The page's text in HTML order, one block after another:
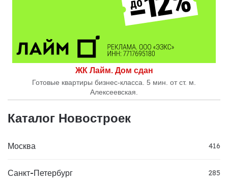
ЖК Лайм. Дом сдан
Готовые квартиры бизнес-класса. 5 мин. от ст. м.
Алексеевская.
Каталог Новостроек
Москва 416
Санкт-Петербург 285